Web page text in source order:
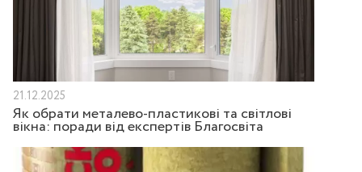
21.12.2025
Як обрати металево-пластикові та світлові
вікна: поради від експертів Благосвіта